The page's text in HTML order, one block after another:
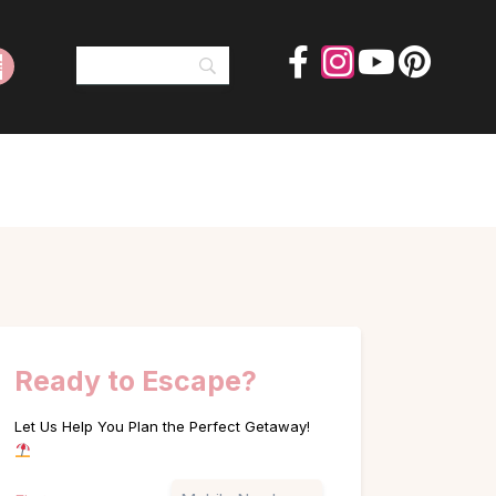
Ready to Escape?
Let Us Help You Plan the Perfect Getaway!